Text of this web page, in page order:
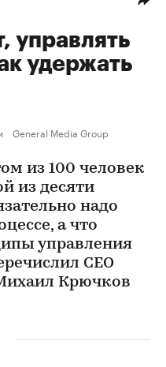
управлять
удержать
General Media Group
из 100 человек
из десяти
надо
а что
управления
CEO
Крючков